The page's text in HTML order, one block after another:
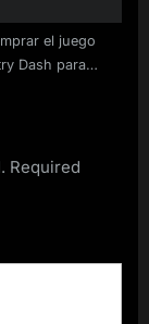
el juego
Dash para
Required